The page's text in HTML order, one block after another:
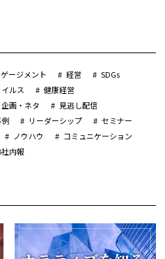
ージメント 経営
SDGs
ルス
健康経営
企画・ネタ
見逃し配信
リーダーシップ
セミナー
ノウハウ
コミュニケーション
社内報